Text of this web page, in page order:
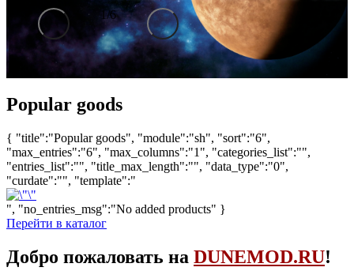
1/6
Popular goods
{ "title":"Popular goods", "module":"sh", "sort":"6",
"max_entries":"6", "max_columns":"1", "categories_list":"",
"entries_list":"", "title_max_length":"", "data_type":"0",
"curdate":"", "template":"
", "no_entries_msg":"No added products" }
Перейти в каталог
Добро пожаловать на DUNEMOD.RU!